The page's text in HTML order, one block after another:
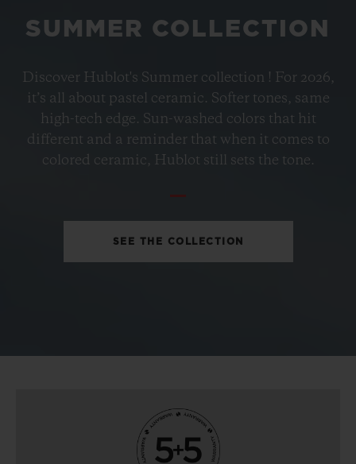
PETROL BLUE CERAMIC
33 MM
CHF 12,900 •
SUMMER COLLECTION
Discover Hublot's Summer collection ! For 2026,
it’s all about pastel ceramic. Softer tones, same
high-tech edge. Sun-washed colors that hit
different and a reminder that when it comes to
colored ceramic, Hublot still sets the tone.
SEE THE COLLECTION